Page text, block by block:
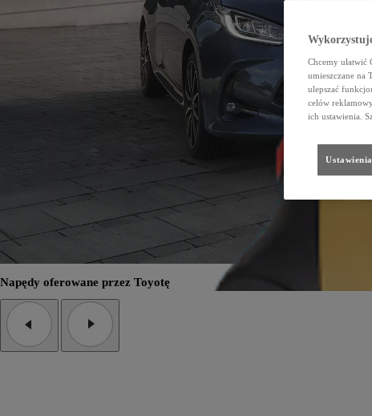
Napędy oferowane przez Toyotę
Chcemy ułatwić
umieszczane na
ulepszać
celów
ich ustawienia.